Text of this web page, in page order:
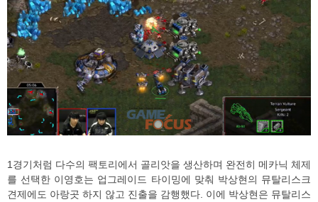
1경기처럼 다수의 팩토리에서 골리앗을 생산하며 완전히 메카닉 체제
를 선택한 이영호는 업그레이드 타이밍에 맞춰 박상현의 뮤탈리스크
견제에도 아랑곳 하지 않고 진출을 감행했다. 이에 박상현은 뮤탈리스